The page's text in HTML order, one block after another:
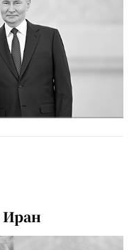
Иран